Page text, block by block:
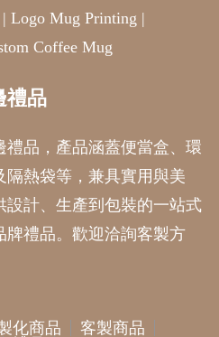
| Logo Mug Printing |
Coffee Mug
禮品
品，產品涵蓋便當盒、環
熱袋等，兼具實用與美
設計、生產到包裝的一站式
牌禮品。歡迎洽詢客製方
化商品
客製商品